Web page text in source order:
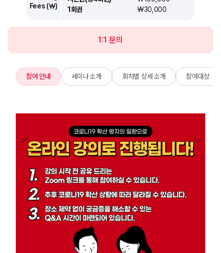
Fees (￦)
1회권
₩30,000
1:1 문의
참여 안내 세미나 소개 회차별 상세 소개 참여대상